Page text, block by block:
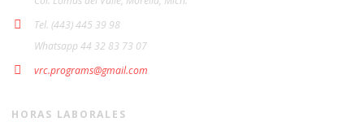
Tel. (443) 445 39 98
Whatsapp 44 32 83 73 07
vrc.programs@gmail.com
HORAS LABORALES